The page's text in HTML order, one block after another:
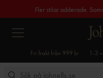
Fler stilar adderade.
Fri frakt från 999 kr 1-3